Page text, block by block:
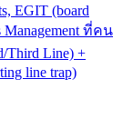
EGIT (board
Management ที่คน
Third Line) +
line trap)